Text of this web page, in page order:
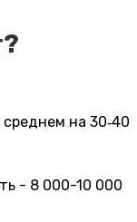
на 30‑40
- 8 000-10 000